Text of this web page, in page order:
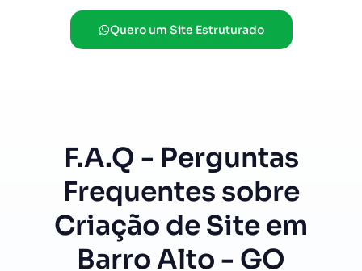
Quero um Site Estruturado
F.A.Q - Perguntas
Frequentes sobre
Criação de Site em
Barro Alto - GO